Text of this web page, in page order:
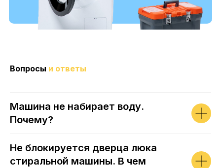
Вопросы и ответы
Машина не набирает воду.
Почему?
Не блокируется дверца люка
стиральной машины. В чем